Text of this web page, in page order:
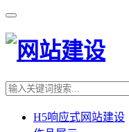
H5响应式网站建设